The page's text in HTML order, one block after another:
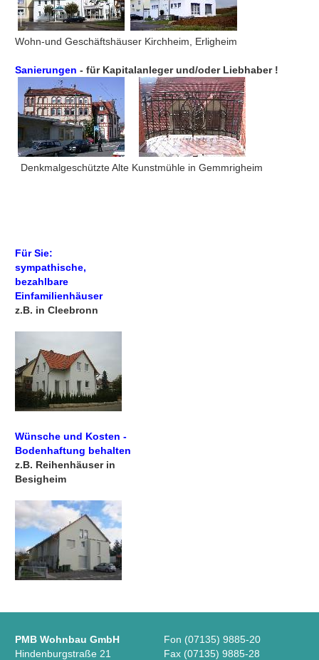
Wohn-und Geschäftshäuser Kirchheim, Erligheim
Sanierungen - für Kapitalanleger und/oder Liebhaber !
Denkmalgeschützte Alte Kunstmühle in Gemmrigheim
Für Sie:
sympathische,
bezahlbare
Einfamilienhäuser
z.B. in Cleebronn
Wünsche und Kosten -
Bodenhaftung behalten
z.B. Reihenhäuser in
Besigheim
PMB Wohnbau GmbH
Hindenburgstraße 21
Fon (07135) 9885-20
Fax (07135) 9885-28